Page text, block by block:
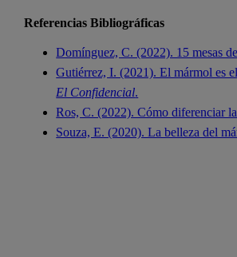
Referencias Bibliográficas
Domínguez, C. (2022). 15 mesas
Gutiérrez, I. (2021). El mármol es
El Confidencial.
Ros, C. (2022). Cómo diferenciar
Souza, E. (2020). La belleza del